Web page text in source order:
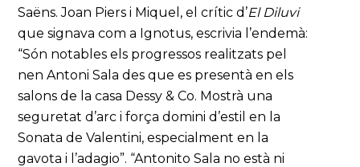
Saëns. Joan Piers i Miquel, el crític d’El Diluvi
que signava com a Ignotus, escrivia l’endemà:
“Són notables els progressos realitzats pel
nen Antoni Sala des que es presentà en els
salons de la casa Dessy & Co. Mostrà una
seguretat d’arc i força domini d’estil en la
Sonata de Valentini, especialment en la
gavota i l’adagio”. “Antonito Sala no està ni